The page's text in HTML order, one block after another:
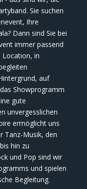
Sie suchen
Ihre
Dann sind Sie bei
immer passend
Location, in
auf
Showprogramm
gute
unvergesslichen
ermöglicht uns
Tanz-Musik, den
hin zu
und Pop sind wir
und spielen
Begleitung.